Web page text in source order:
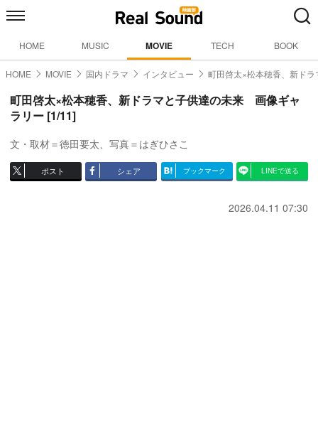
HOME MUSIC MOVIE TECH BOOK
HOME MOVIE 国内ドラマ インタビュー 町田啓太×松本穂香、新ド
町田啓太×松本穂香、新ドラマと子供達の未来 画像ギャ
ラリー [1/11]
文・取材＝徳田要太、写真＝はぎひさこ
ポスト シェア ブックマーク LINEで送る
2026.04.11 07:30